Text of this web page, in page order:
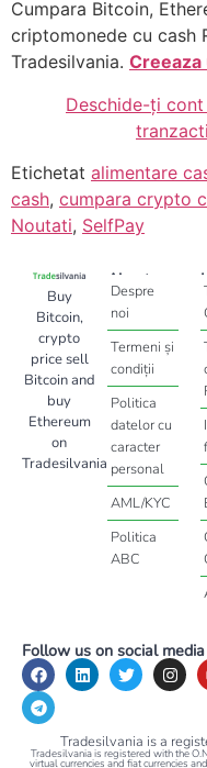
Cumpara Bitcoin,
criptomonede cu cash
Tradesilvania.
Deschide-ți
Etichetat alimentare
cash, cumpara crypto
Noutati, SelfPay
Buy
Bitcoin,
crypto
price sell
Bitcoin and
buy
Ethereum
on
Tradesilvania
About
Despre
noi
Termeni și
condiții
Politica
datelor cu
caracter
personal
AML/KYC
Politica
ABC
Follow us on social media
Tradesilvania is a
Tradesilvania is registered with the
virtual currencies and fiat currencies